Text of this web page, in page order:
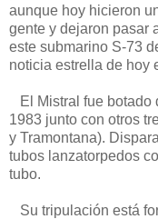
aunque hoy hicieron
gente y dejaron pasar
este submarino S-73
noticia estrella de hoy
El Mistral fue botado
1983 junto con otros
y Tramontana).
tubos lanzatorpedos
tubo.
Su tripulación está